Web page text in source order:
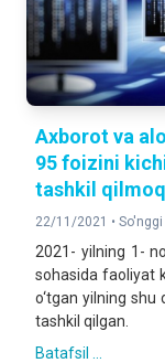
Axborot va
95 foizini
tashkil
22/11/2021 •
2021- yilning 1-
sohasida faoliyat
o‘tgan yilning
tashkil qilgan.
Batafsil ...